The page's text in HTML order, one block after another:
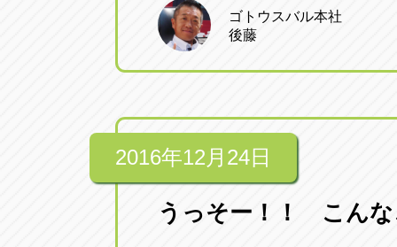
ゴトウスバル本社
後藤
2016年12月24日
うっそー！！ こん